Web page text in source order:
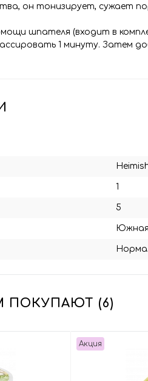
он тонизирует, сужает
шпателя (входит в
1 минуту. Затем
1
5
ПОКУПАЮТ (6)
Акция